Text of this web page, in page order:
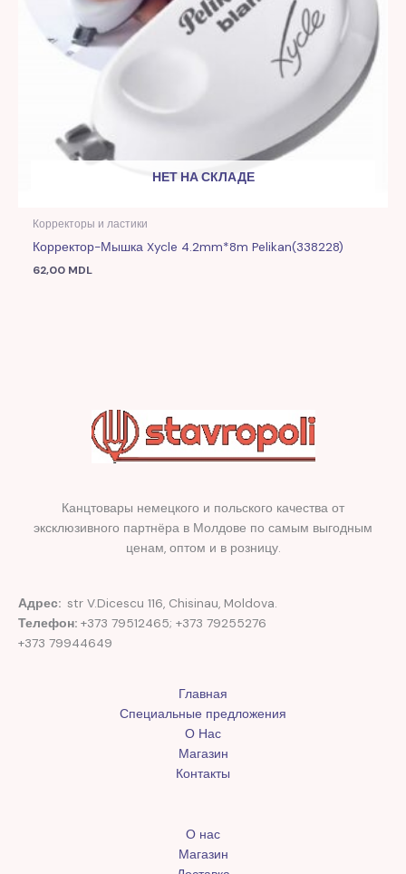
НЕТ НА СКЛАДЕ
Корректоры и ластики
Корректор-Мышка Xycle 4.2mm*8m Pelikan(338228)
62,00 MDL
Канцтовары немецкого и польского качества от
эксклюзивного партнёра в Молдове по самым выгодным
ценам, оптом и в розницу.
Адрес: str V.Dicescu 116, Chisinau, Moldova.
Телефон: +373 79512465; +373 79255276
+373 79944649
Главная
Специальные предложения
О Нас
Магазин
Контакты
О нас
Магазин